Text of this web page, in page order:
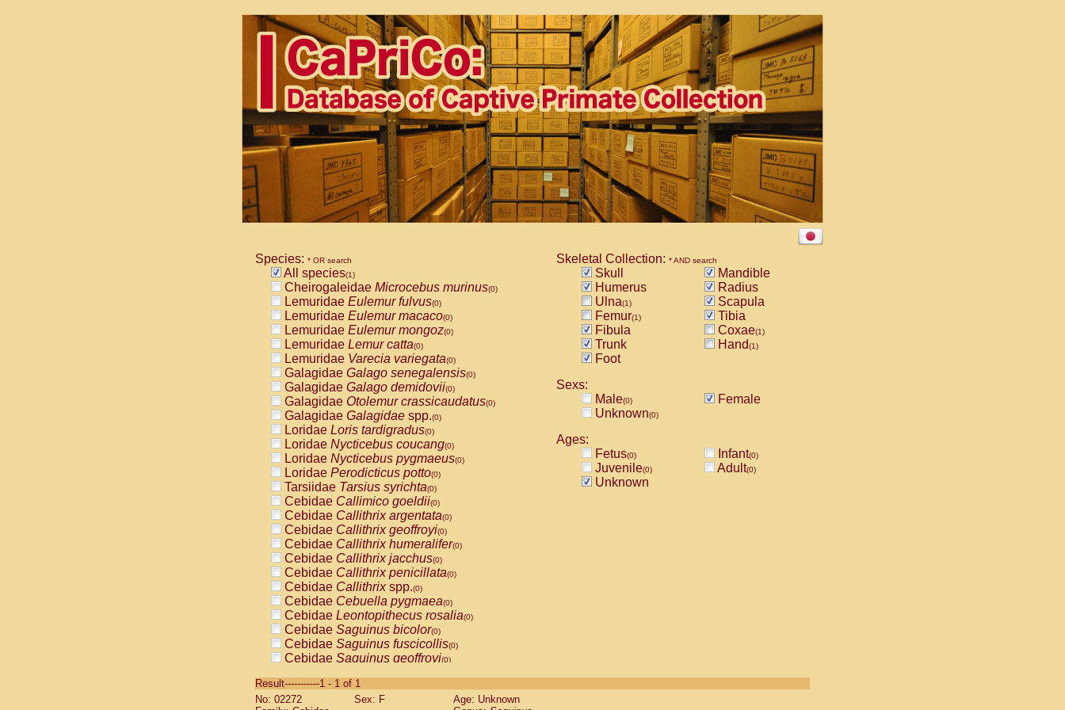
Species: * OR search
All species(1)
Cheirogaleidae Microcebus murinus(0)
Lemuridae Eulemur fulvus(0)
Lemuridae Eulemur macaco(0)
Lemuridae Eulemur mongoz(0)
Lemuridae Lemur catta(0)
Lemuridae Varecia variegata(0)
Galagidae Galago senegalensis(0)
Galagidae Galago demidovii(0)
Galagidae Otolemur crassicaudatus(0)
Galagidae Galagidae spp.(0)
Loridae Loris tardigradus(0)
Loridae Nycticebus coucang(0)
Loridae Nycticebus pygmaeus(0)
Loridae Perodicticus potto(0)
Tarsiidae Tarsius syrichta(0)
Cebidae Callimico goeldii(0)
Cebidae Callithrix argentata(0)
Cebidae Callithrix geoffroyi(0)
Cebidae Callithrix humeralifer(0)
Cebidae Callithrix jacchus(0)
Cebidae Callithrix penicillata(0)
Cebidae Callithrixspp.(0)
Cebidae Cebuella pygmaea(0)
Cebidae Leontopithecus rosalia(0)
Cebidae Saguinus bicolor(0)
Cebidae Saguinus fuscicollis(0)
Cebidae Saguinus geoffroyi(0)
CebidaeSaguinus labiatus(0)
Cebidae Saguinus leucopus (0)
Skeletal Collection: * AND search
Skull
Mandible
Humerus
Radius
Ulna(1)
Scapula
Femur(1)
Tibia
Fibula
Coxae(1)
Trunk Hand(1)
Foot
Sexs:
Male(0)
Female
Unknown(0)
Ages:
Fetus(0) Infant(0)
Juvenile(0) Adult(0)
Unknown
Result-----------1 - 1 of 1
No: 02272
Sex: F
Age: Unknown